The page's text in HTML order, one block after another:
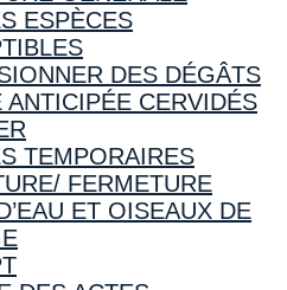
ESPÈCES
DES DÉGÂTS
ANTICIPÉE CERVIDÉS
TEMPORAIRES
FERMETURE
ET OISEAUX DE